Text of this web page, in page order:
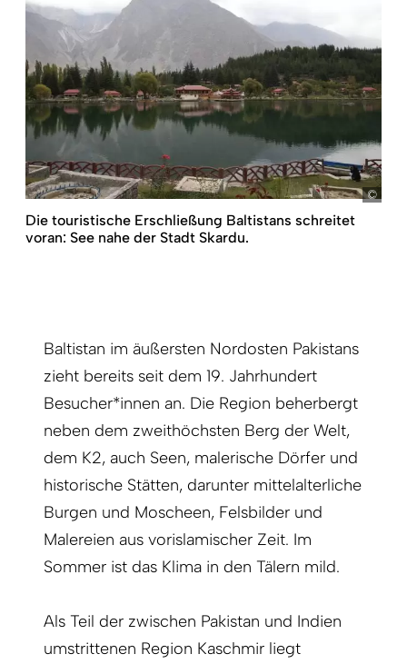
Die touristische Erschließung Baltistans schreitet
voran: See nahe der Stadt Skardu.
Baltistan im äußersten Nordosten Pakistans
zieht bereits seit dem 19. Jahrhundert
Besucher*innen an. Die Region beherbergt
neben dem zweithöchsten Berg der Welt,
dem K2, auch Seen, malerische Dörfer und
historische Stätten, darunter mittelalterliche
Burgen und Moscheen, Felsbilder und
Malereien aus vorislamischer Zeit. Im
Sommer ist das Klima in den Tälern mild.
Als Teil der zwischen Pakistan und Indien
umstrittenen Region Kaschmir liegt